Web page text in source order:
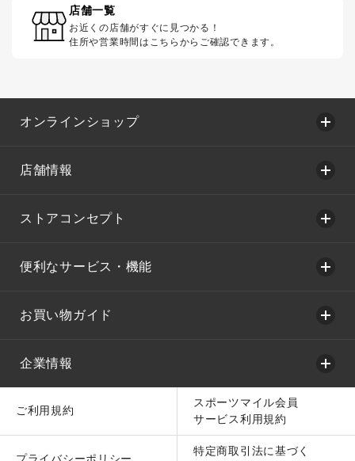
店舗一覧
お近くの店舗がすぐに見つかる！
住所や営業時間はこちらからご確認できます。
オンラインショップ
店舗情報
ストアコンセプト
便利なサービス・機能
お買い物ガイド
企業情報
ご利用規約
スポーツマイル会員
サービス利用規約
特定商取引法に基づく